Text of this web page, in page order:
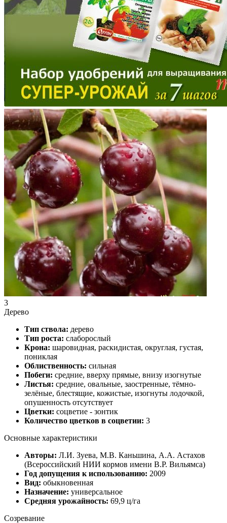
3
Дерево
Тип ствола: дерево
Тип роста: слаборослый
Крона: шаровидная, раскидистая, округлая, густая,
пониклая
Облиственность: сильная
Побеги: средние, вверху прямые, внизу изогнутые
Листья: средние, овальные, заостренные, тёмно-
зелёные, блестящие, кожистые, изогнуты лодочкой,
опушенность отсутствует
Цветки: соцветие - зонтик
Количество цветков в соцветии: 3
Основные характеристики
Авторы: Л.И. Зуева, М.В. Каньшина, А.А. Астахов
(Всероссийский НИИ кормов имени В.Р. Вильямса)
Год допущения к использованию: 2009
Вид: обыкновенная
Назначение: универсальное
Средняя урожайность: 69,9 ц/га
Созревание